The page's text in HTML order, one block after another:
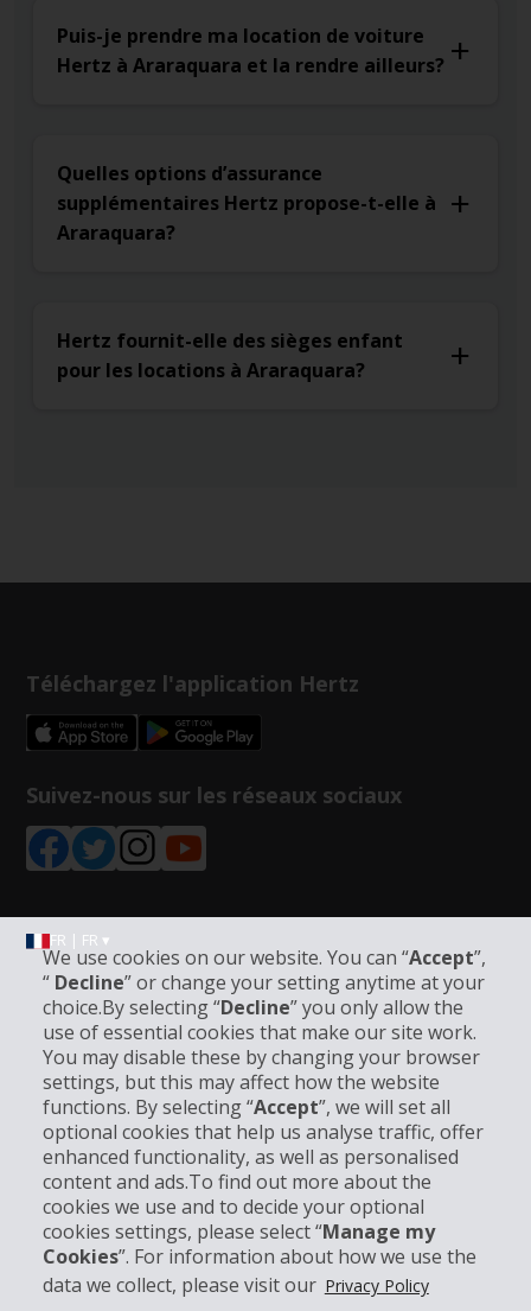
We use cookies on our website. You can “Accept”,
“ Decline” or change your setting anytime at your
choice.By selecting “Decline” you only allow the
use of essential cookies that make our site work.
You may disable these by changing your browser
settings, but this may affect how the website
functions. By selecting “Accept”, we will set all
optional cookies that help us analyse traffic, offer
enhanced functionality, as well as personalised
content and ads.To find out more about the
cookies we use and to decide your optional
cookies settings, please select “Manage my
Cookies”. For information about how we use the
data we collect, please visit our Privacy Policy
Puis-je prendre ma location de voiture
Hertz à Araraquara et la rendre ailleurs?
Quelles options d’assurance
supplémentaires Hertz propose-t-elle à
Araraquara?
Hertz fournit-elle des sièges enfant
pour les locations à Araraquara?
Téléchargez l'application Hertz
Suivez-nous sur les réseaux sociaux
FR | FR ▾
Informations sur l'entreprise
Entreprise
Support client
Réserver avec Hertz